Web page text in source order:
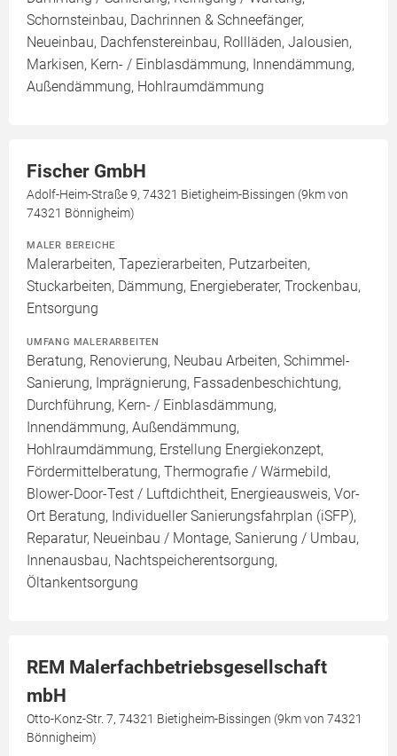
Schornsteinbau, Dachrinnen & Schneefänger,
Neueinbau, Dachfenstereinbau, Rollläden, Jalousien,
Markisen, Kern- / Einblasdämmung, Innendämmung,
Außendämmung, Hohlraumdämmung
Fischer GmbH
Adolf-Heim-Straße 9, 74321 Bietigheim-Bissingen (9km von
74321 Bönnigheim)
MALER BEREICHE
Malerarbeiten, Tapezierarbeiten, Putzarbeiten,
Stuckarbeiten, Dämmung, Energieberater, Trockenbau,
Entsorgung
UMFANG MALERARBEITEN
Beratung, Renovierung, Neubau Arbeiten, Schimmel-
Sanierung, Imprägnierung, Fassadenbeschichtung,
Durchführung, Kern- / Einblasdämmung,
Innendämmung, Außendämmung,
Hohlraumdämmung, Erstellung Energiekonzept,
Fördermittelberatung, Thermografie / Wärmebild,
Blower-Door-Test / Luftdichtheit, Energieausweis, Vor-
Ort Beratung, Individueller Sanierungsfahrplan (iSFP),
Reparatur, Neueinbau / Montage, Sanierung / Umbau,
Innenausbau, Nachtspeicherentsorgung,
Öltankentsorgung
REM Malerfachbetriebsgesellschaft
mbH
Otto-Konz-Str. 7, 74321 Bietigheim-Bissingen (9km von 74321
Bönnigheim)